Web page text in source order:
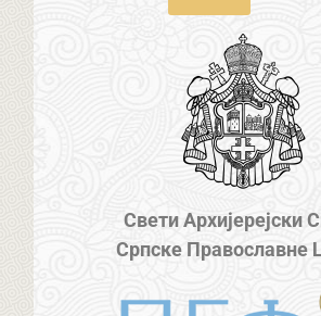
Свети Архијерејски
Српске Православне